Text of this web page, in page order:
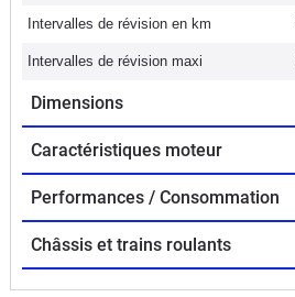
Intervalles de révision en km
Intervalles de révision maxi
Dimensions
Caractéristiques moteur
Performances / Consommation
Châssis et trains roulants